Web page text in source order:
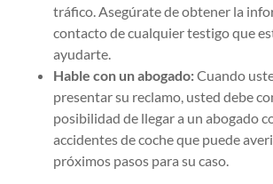
tráfico. Asegúrate de obtener la
contacto de cualquier testigo que
ayudarte.
Hable con un abogado:Cuando
presentar su reclamo, usted debe
posibilidad de llegar a un abogado
accidentes de coche que puede
próximos pasos para su caso.